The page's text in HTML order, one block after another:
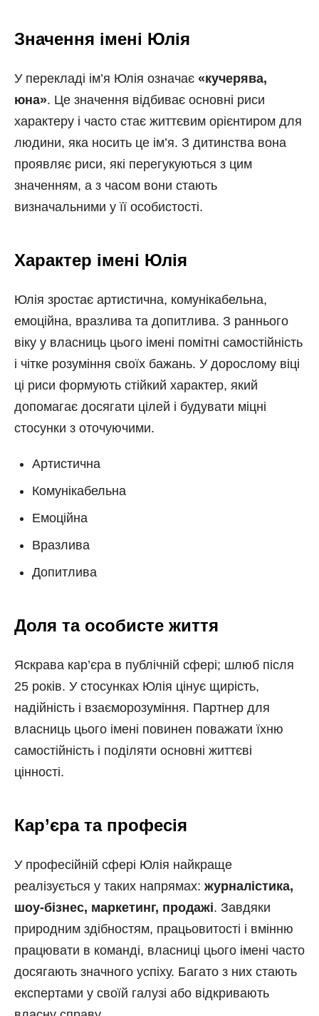
Значення імені Юлія
У перекладі ім’я Юлія означає «кучерява,
юна». Це значення відбиває основні риси
характеру і часто стає життєвим орієнтиром для
людини, яка носить це ім’я. З дитинства вона
проявляє риси, які перегукуються з цим
значенням, а з часом вони стають
визначальними у її особистості.
Характер імені Юлія
Юлія зростає артистична, комунікабельна,
емоційна, вразлива та допитлива. З раннього
віку у власниць цього імені помітні самостійність
і чітке розуміння своїх бажань. У дорослому віці
ці риси формують стійкий характер, який
допомагає досягати цілей і будувати міцні
стосунки з оточуючими.
Артистична
Комунікабельна
Емоційна
Вразлива
Допитлива
Доля та особисте життя
Яскрава кар’єра в публічній сфері; шлюб після
25 років. У стосунках Юлія цінує щирість,
надійність і взаєморозуміння. Партнер для
власниць цього імені повинен поважати їхню
самостійність і поділяти основні життєві
цінності.
Кар’єра та професія
У професійній сфері Юлія найкраще
реалізується у таких напрямах: журналістика,
шоу-бізнес, маркетинг, продажі. Завдяки
природним здібностям, працьовитості і вмінню
працювати в команді, власниці цього імені часто
досягають значного успіху. Багато з них стають
експертами у своїй галузі або відкривають